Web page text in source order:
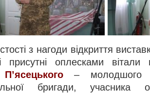
з нагоди відкриття
присутні оплесками вітали
– молодшого
бригади, учасника